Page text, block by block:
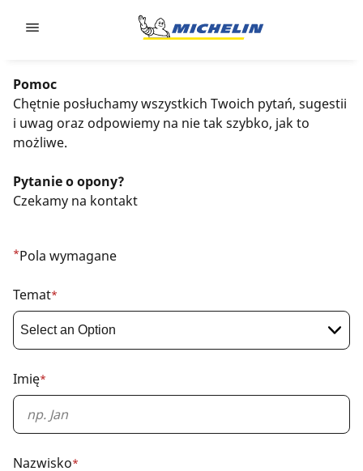
Pomoc
Chętnie posłuchamy wszystkich Twoich pytań, sugestii
i uwag oraz odpowiemy na nie tak szybko, jak to
możliwe.
Pytanie o opony?
Czekamy na kontakt
*Pola wymagane
Temat*
Required
field
Imię*
Required
field
Nazwisko*